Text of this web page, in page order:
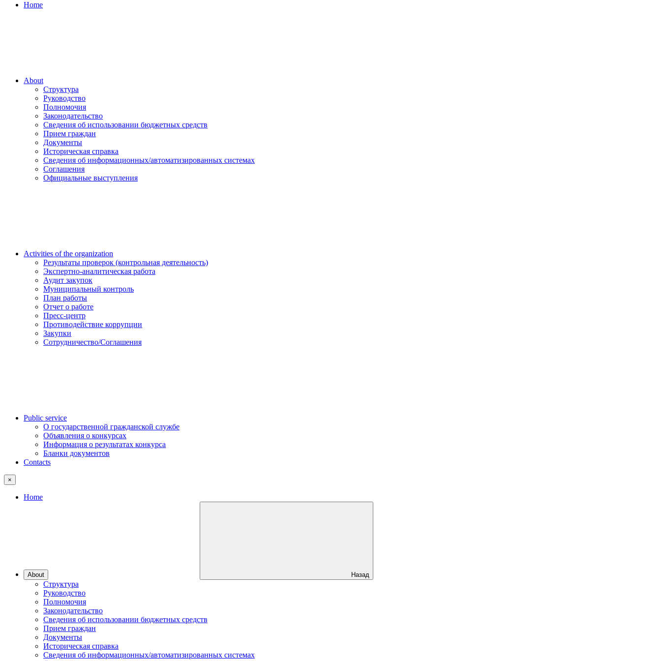
Home
About
Структура
Руководство
Полномочия
Законодательство
Сведения об использовании бюджетных средств
Прием граждан
Документы
Историческая справка
Сведения об информационных/автоматизированных системах
Соглашения
Официальные выступления
Activities of the organization
Результаты проверок (контрольная деятельность)
Экспертно-аналитическая работа
Аудит закупок
Муниципальный контроль
План работы
Отчет о работе
Пресс-центр
Противодействие коррупции
Закупки
Сотрудничество/Соглашения
Public service
О государственной гражданской службе
Объявления о конкурсах
Информация о результатах конкурса
Бланки документов
Contacts
×
Home
About Назад
Структура
Руководство
Полномочия
Законодательство
Сведения об использовании бюджетных средств
Прием граждан
Документы
Историческая справка
Сведения об информационных/автоматизированных системах